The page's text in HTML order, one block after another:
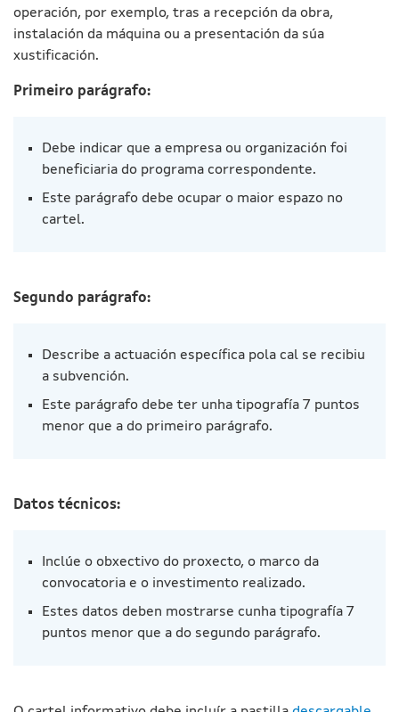
operación, por exemplo, tras a recepción da obra,
instalación da máquina ou a presentación da súa
xustificación.
Primeiro parágrafo:
Debe indicar que a empresa ou organización foi
beneficiaria do programa correspondente.
Este parágrafo debe ocupar o maior espazo no
cartel.
Segundo parágrafo:
Describe a actuación específica pola cal se recibiu
a subvención.
Este parágrafo debe ter unha tipografía 7 puntos
menor que a do primeiro parágrafo.
Datos técnicos:
Inclúe o obxectivo do proxecto, o marco da
convocatoria e o investimento realizado.
Estes datos deben mostrarse cunha tipografía 7
puntos menor que a do segundo parágrafo.